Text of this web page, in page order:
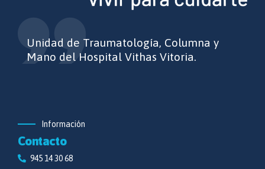
Unidad de Traumatología, Columna y
Mano del Hospital Vithas Vitoria.
Información
Contacto
945 14 30 68